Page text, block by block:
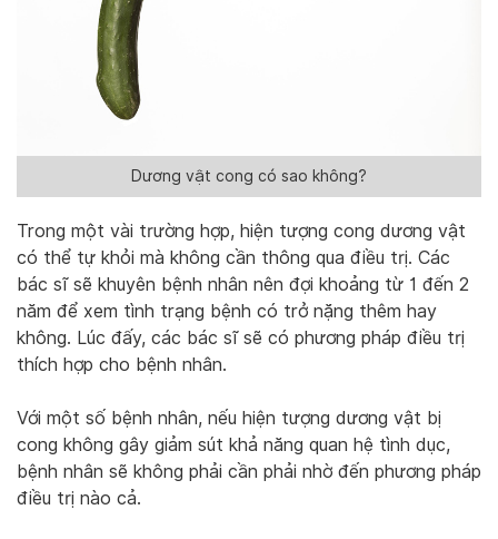
Dương vật cong có sao không?
Trong một vài trường hợp, hiện tượng cong dương vật
có thể tự khỏi mà không cần thông qua điều trị. Các
bác sĩ sẽ khuyên bệnh nhân nên đợi khoảng từ 1 đến 2
năm để xem tình trạng bệnh có trở nặng thêm hay
không. Lúc đấy, các bác sĩ sẽ có phương pháp điều trị
thích hợp cho bệnh nhân.
Với một số bệnh nhân, nếu hiện tượng dương vật bị
cong không gây giảm sút khả năng quan hệ tình dục,
bệnh nhân sẽ không phải cần phải nhờ đến phương pháp
điều trị nào cả.